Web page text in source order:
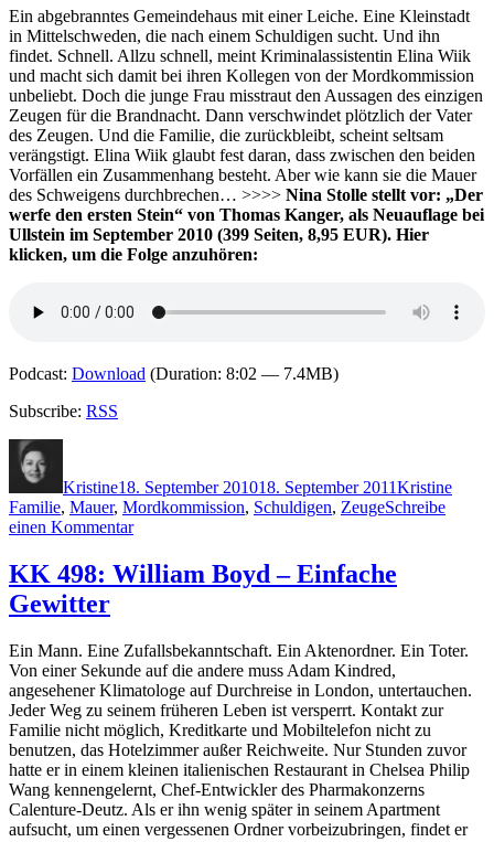
Sterbenskalt
Ein abgebranntes Gemeindehaus mit einer Leiche. Eine Kleinstadt
in Mittelschweden, die nach einem Schuldigen sucht. Und ihn
findet. Schnell. Allzu schnell, meint Kriminalassistentin Elina Wiik
und macht sich damit bei ihren Kollegen von der Mordkommission
unbeliebt. Doch die junge Frau misstraut den Aussagen des einzigen
Zeugen für die Brandnacht. Dann verschwindet plötzlich der Vater
des Zeugen. Und die Familie, die zurückbleibt, scheint seltsam
verängstigt. Elina Wiik glaubt fest daran, dass zwischen den beiden
Vorfällen ein Zusammenhang besteht. Aber wie kann sie die Mauer
des Schweigens durchbrechen… >>>> Nina Stolle stellt vor: „Der
werfe den ersten Stein“ von Thomas Kanger, als Neuauflage bei
Ullstein im September 2010 (399 Seiten, 8,95 EUR). Hier
klicken, um die Folge anzuhören:
Podcast: Download (Duration: 8:02 — 7.4MB)
Subscribe: RSS
Kristine18. September 201018. September 2011Kristine
Familie, Mauer, Mordkommission, Schuldigen, ZeugeSchreibe
einen Kommentarzu
530:
Thomas
Der
werfe
den
ersten
Stein
KK 498: William Boyd – Einfache
Gewitter
Ein Mann. Eine Zufallsbekanntschaft. Ein Aktenordner. Ein Toter.
Von einer Sekunde auf die andere muss Adam Kindred,
angesehener Klimatologe auf Durchreise in London, untertauchen.
Jeder Weg zu seinem früheren Leben ist versperrt. Kontakt zur
Familie nicht möglich, Kreditkarte und Mobiltelefon nicht zu
benutzen, das Hotelzimmer außer Reichweite. Nur Stunden zuvor
hatte er in einem kleinen italienischen Restaurant in Chelsea Philip
Wang kennengelernt, Chef-Entwickler des Pharmakonzerns
Calenture-Deutz. Als er ihn wenig später in seinem Apartment
aufsucht, um einen vergessenen Ordner vorbeizubringen, findet er